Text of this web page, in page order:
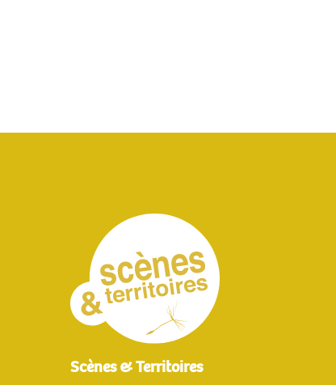
Scènes & Territoires